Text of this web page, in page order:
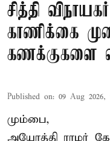
சித்தி
காணிக்கை
கணக்குகளை
Published on: 09 Aug 2026,
மும்பை,
அயோத்தி ராமர்